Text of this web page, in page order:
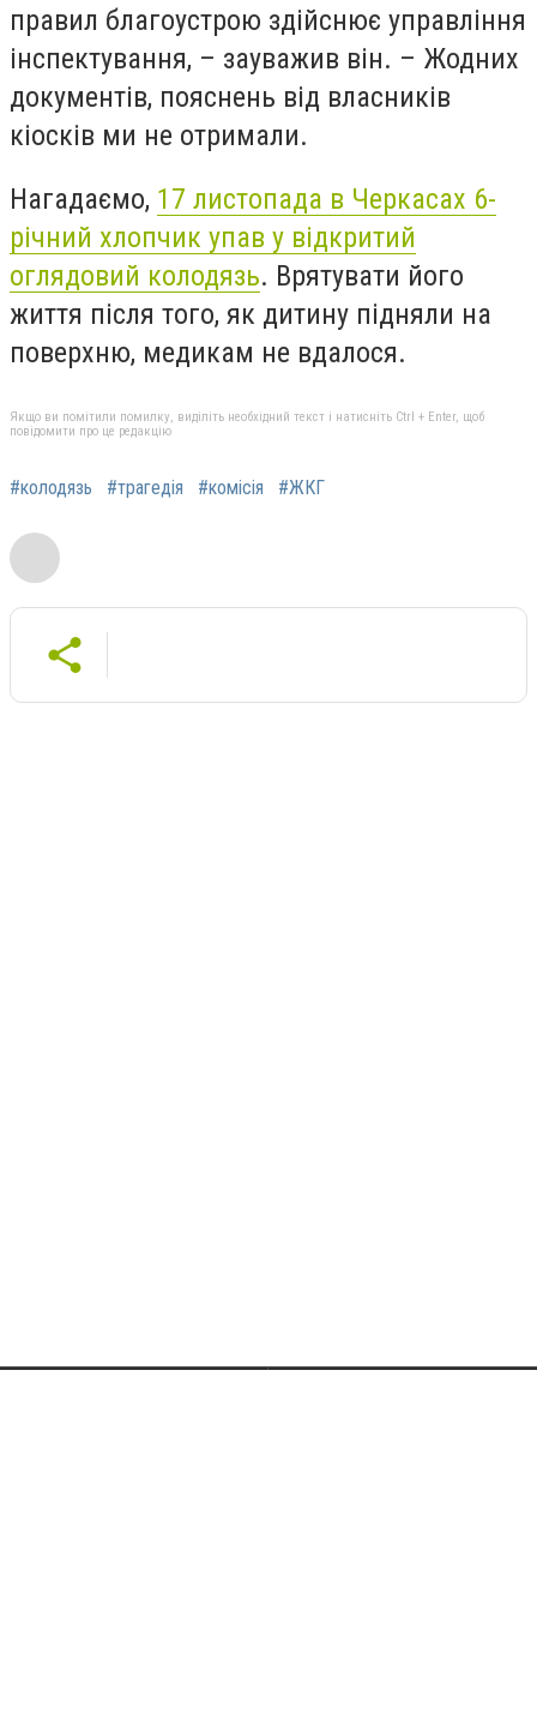
правил благоустрою здійснює управління
інспектування, – зауважив він. – Жодних
документів, пояснень від власників
кіосків ми не отримали.
Нагадаємо, 17 листопада в Черкасах 6-
річний хлопчик упав у відкритий
оглядовий колодязь. Врятувати його
життя після того, як дитину підняли на
поверхню, медикам не вдалося.
Якщо ви помітили помилку, виділіть необхідний текст і натисніть Ctrl + Enter, щоб
повідомити про це редакцію
#колодязь #трагедія #комісія #ЖКГ